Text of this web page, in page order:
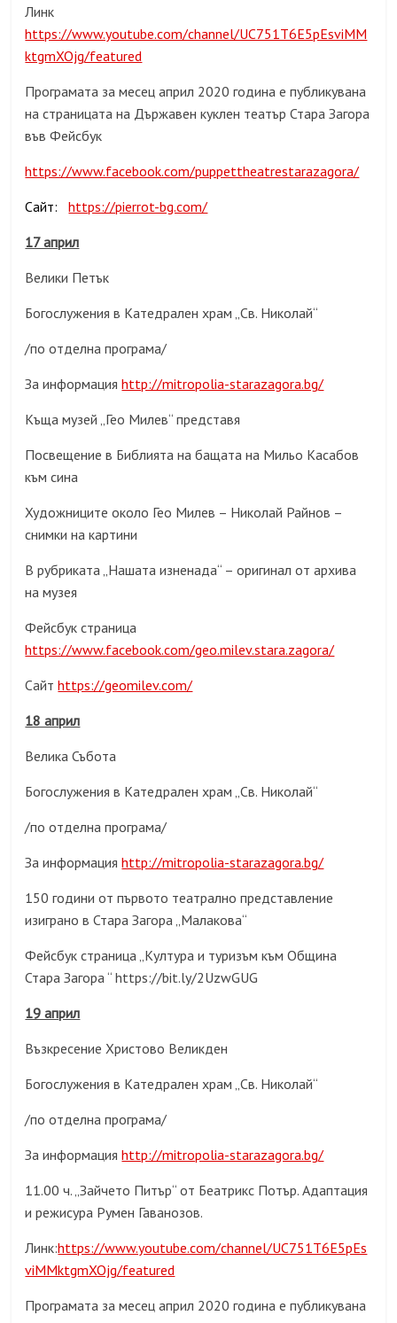
Линк
https://www.youtube.com/channel/UC751T6E5pEsviMM
ktgmXOjg/featured
Програмата за месец април 2020 година е публикувана
на страницата на Държавен куклен театър Стара Загора
във Фейсбук
https://www.facebook.com/puppettheatrestarazagora/
Сайт:
https://pierrot-bg.com/
17 април
Велики Петък
Богослужения в Катедрален храм „Св. Николай“
/по отделна програма/
За информацияhttp://mitropolia-starazagora.bg/
Къща музей „Гео Милев“ представя
Посвещение в Библията на бащата на Мильо Касабов
към сина
Художниците около Гео Милев – Николай Райнов –
снимки на картини
В рубриката „Нашата изненада“ – оригинал от архива
на музея
Фейсбук страница
https://www.facebook.com/geo.milev.stara.zagora/
Сайтhttps://geomilev.com/
18 април
Велика Събота
Богослужения в Катедрален храм „Св. Николай“
/по отделна програма/
За информацияhttp://mitropolia-starazagora.bg/
150 години от първото театрално представление
изиграно в Стара Загора „Малакова“
Фейсбук страница „Култура и туризъм към Община
Стара Загора “ https://bit.ly/2UzwGUG
19 април
Възкресение Христово Великден
Богослужения в Катедрален храм „Св. Николай“
/по отделна програма/
За информацияhttp://mitropolia-starazagora.bg/
11.00 ч. „Зайчето Питър“ от Беатрикс Потър. Адаптация
и режисура Румен Гаванозов.
Линк:https://www.youtube.com/channel/UC751T6E5pEs
viMMktgmXOjg/featured
Програмата за месец април 2020 година е публикувана